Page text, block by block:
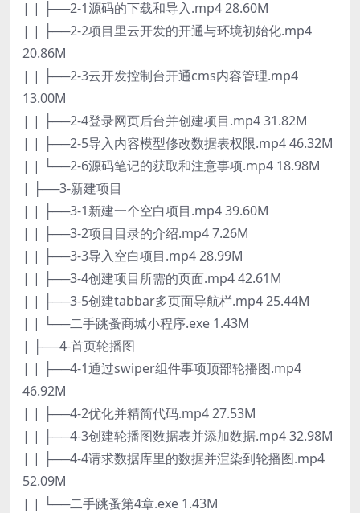
| | ├──2-1源码的下载和导入.mp4 28.60M
| | ├──2-2项目里云开发的开通与环境初始化.mp4
20.86M
| | ├──2-3云开发控制台开通cms内容管理.mp4
13.00M
| | ├──2-4登录网页后台并创建项目.mp4 31.82M
| | ├──2-5导入内容模型修改数据表权限.mp4 46.32M
| | └──2-6源码笔记的获取和注意事项.mp4 18.98M
| ├──3-新建项目
| | ├──3-1新建一个空白项目.mp4 39.60M
| | ├──3-2项目目录的介绍.mp4 7.26M
| | ├──3-3导入空白项目.mp4 28.99M
| | ├──3-4创建项目所需的页面.mp4 42.61M
| | ├──3-5创建tabbar多页面导航栏.mp4 25.44M
| | └──二手跳蚤商城小程序.exe 1.43M
| ├──4-首页轮播图
| | ├──4-1通过swiper组件事项顶部轮播图.mp4
46.92M
| | ├──4-2优化并精简代码.mp4 27.53M
| | ├──4-3创建轮播图数据表并添加数据.mp4 32.98M
| | ├──4-4请求数据库里的数据并渲染到轮播图.mp4
52.09M
| | └──二手跳蚤第4章.exe 1.43M